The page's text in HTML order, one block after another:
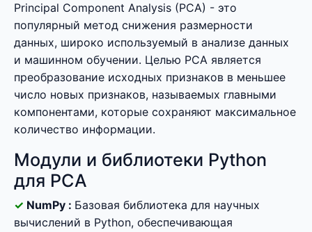
Principal Component Analysis (PCA) - это
популярный метод снижения размерности
данных, широко используемый в анализе данных
и машинном обучении. Целью PCA является
преобразование исходных признаков в меньшее
число новых признаков, называемых главными
компонентами, которые сохраняют максимальное
количество информации.
Модули и библиотеки Python
для PCA
NumPy : Базовая библиотека для научных
вычислений в Python, обеспечивающая